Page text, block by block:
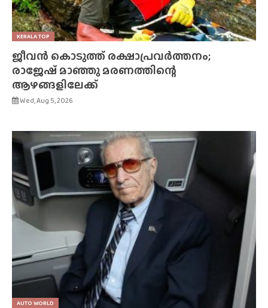
KERALA TOP
ജീവൻ കൊടുത്ത് രക്ഷാപ്രവർത്തനം;
രാജേഷ് മാഞ്ഞു മരണത്തിന്റെ
ആഴങ്ങളിലേക്ക്
Wed, Aug 5, 2026
AUTO WORLD